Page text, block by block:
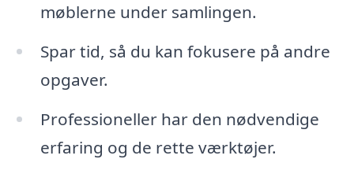
møblerne under samlingen.
Spar tid, så du kan fokusere på andre
opgaver.
Professioneller har den nødvendige
erfaring og de rette værktøjer.